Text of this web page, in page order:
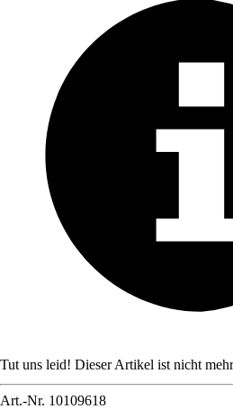
Tut uns leid! Dieser Artikel ist nicht
Art.-Nr. 10109618